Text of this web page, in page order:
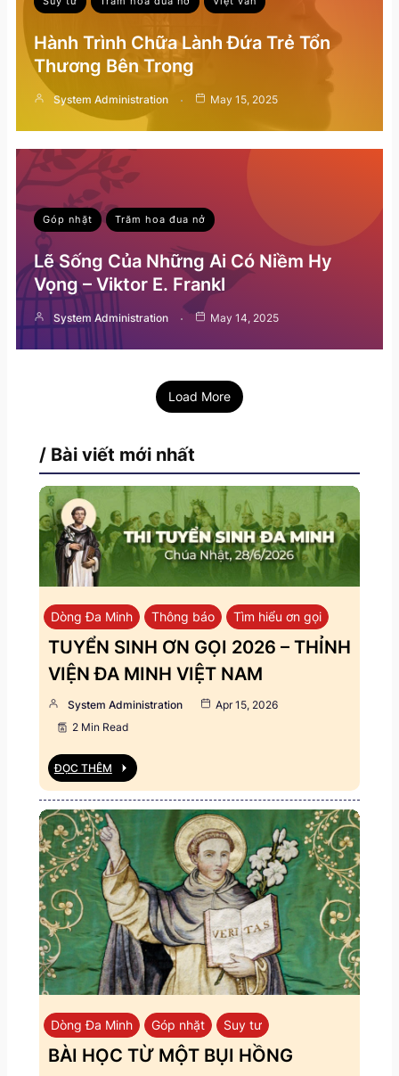
Hành Trình Chữa Lành Đứa Trẻ Tổn
Thương Bên Trong
System Administration May 15, 2025
Góp nhặt Trăm hoa đua nở
Lẽ Sống Của Những Ai Có Niềm Hy
Vọng – Viktor E. Frankl
System Administration May 14, 2025
Load More
/ Bài viết mới nhất
Dòng Đa Minh Thông báo Tìm hiểu ơn gọi
TUYỂN SINH ƠN GỌI 2026 – THỈNH
VIỆN ĐA MINH VIỆT NAM
System Administration
Apr 15, 2026
2 Min Read
ĐỌC THÊM
Dòng Đa Minh Góp nhặt Suy tư
BÀI HỌC TỪ MỘT BỤI HỒNG